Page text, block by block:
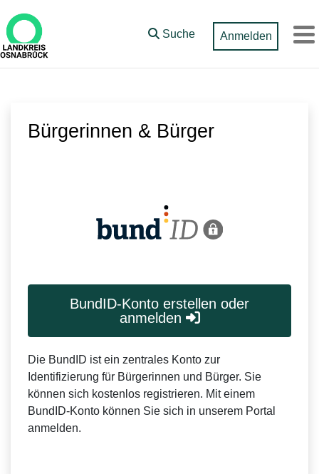
Zum Hauptinhalt springen
Suche Anmelden
Bürgerinnen & Bürger
BundID-Konto erstellen oder
anmelden
Die BundID ist ein zentrales Konto zur
Identifizierung für Bürgerinnen und Bürger. Sie
können sich kostenlos registrieren. Mit einem
BundID-Konto können Sie sich in unserem Portal
anmelden.